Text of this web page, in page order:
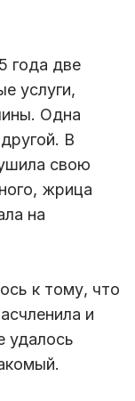
года две
услуги,
Одна
В
свою
жрица
на
к тому, что
и
удалось